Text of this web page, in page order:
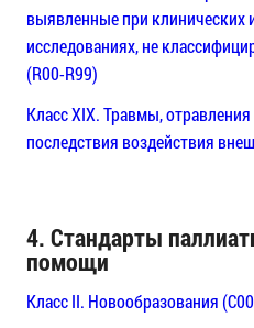
выявленные при клинических
исследованиях, не
(R00-R99)
Класс XIX. Травмы,
последствия воздействия
4. Стандарты
помощи
Класс II. Новообразования